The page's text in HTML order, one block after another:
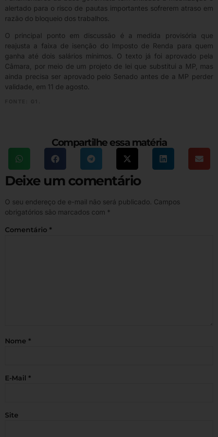
alertado para o risco de pautas importantes sofrerem atraso em
razão do bloqueio dos trabalhos.
O principal ponto em discussão é a medida provisória que
reajusta a faixa de isenção do Imposto de Renda para quem
ganha até dois salários mínimos. O texto já foi aprovado pela
Câmara, por meio de um projeto de lei que substitui a MP, mas
ainda precisa ser aprovado pelo Senado antes de a MP perder
validade, em 11 de agosto.
Compartilhe essa matéria
Deixe um comentário
O seu endereço de e-mail não será publicado. Campos
obrigatórios são marcados com *
Comentário *
Nome *
E-Mail *
Site